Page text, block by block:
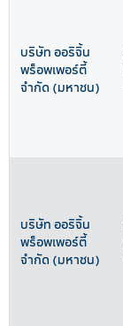
บริษัท ออริจิ้น
พร็อพเพอร์ตี้
จำกัด (มหาชน)
บริษัท ออริจิ้น
พร็อพเพอร์ตี้
จำกัด (มหาชน)